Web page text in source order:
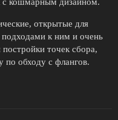
открытые для
к ним и очень
точек сбора,
обходу с флангов.